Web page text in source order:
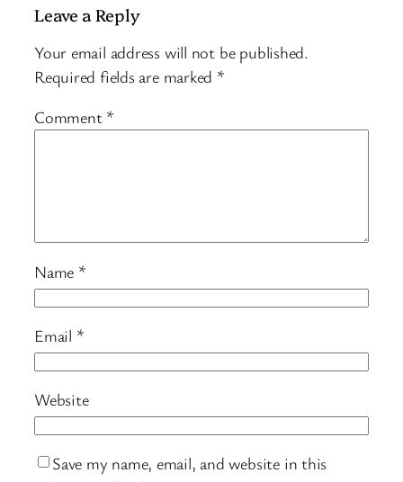
Leave a Reply
Your email address will not be published.
Required fields are marked *
Comment *
Name *
Email *
Website
Save my name, email, and website in this